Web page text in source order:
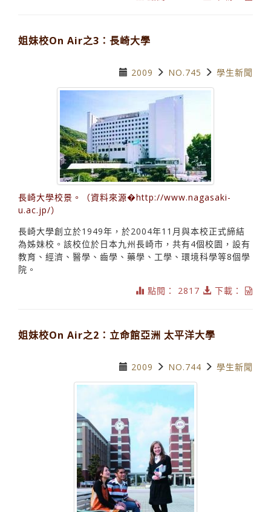
姐妹校On Air之3：長崎大學
2009 NO.745 學生新聞
長崎大學校景。（資料來源�http://www.nagasaki-
u.ac.jp/）
長崎大學創立於1949年，於2004年11月與本校正式締結
為姊妹校。該校位於日本九州長崎市，共有4個校園，設有
教育、經濟、醫學、齒學、藥學、工學、環境科學等8個學
院。
點閱： 2817
下載：
姐妹校On Air之2：立命館亞洲 太平洋大學
2009 NO.744 學生新聞